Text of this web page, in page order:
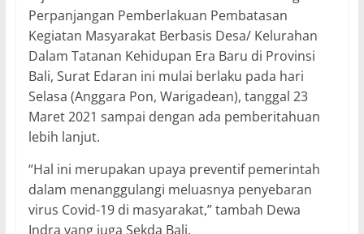
Perpanjangan Pemberlakuan Pembatasan
Kegiatan Masyarakat Berbasis Desa/ Kelurahan
Dalam Tatanan Kehidupan Era Baru di Provinsi
Bali, Surat Edaran ini mulai berlaku pada hari
Selasa (Anggara Pon, Warigadean), tanggal 23
Maret 2021 sampai dengan ada pemberitahuan
lebih lanjut.
“Hal ini merupakan upaya preventif pemerintah
dalam menanggulangi meluasnya penyebaran
virus Covid-19 di masyarakat,” tambah Dewa
Indra yang juga Sekda Bali.